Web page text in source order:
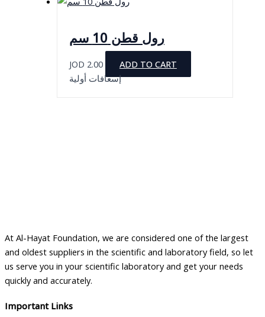
رول قطن 10 سم
JOD 2.00
ADD TO CART
إسعافات أولية
At Al-Hayat Foundation, we are considered one of the largest
and oldest suppliers in the scientific and laboratory field, so let
us serve you in your scientific laboratory and get your needs
quickly and accurately.
Important Links